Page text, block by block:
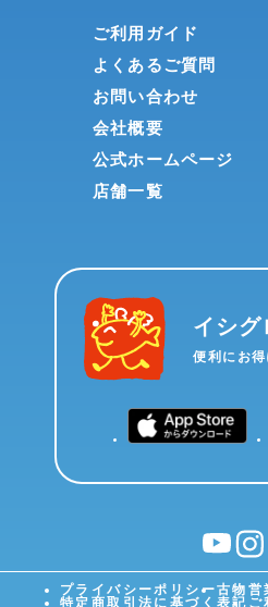
ご利用ガイド
よくあるご質問
お問い合わせ
会社概要
公式ホームページ
店舗一覧
イシグ
便利にお得
YouTube
プライバシーポリシー古物営
特定商取引法に基づく表記 ご